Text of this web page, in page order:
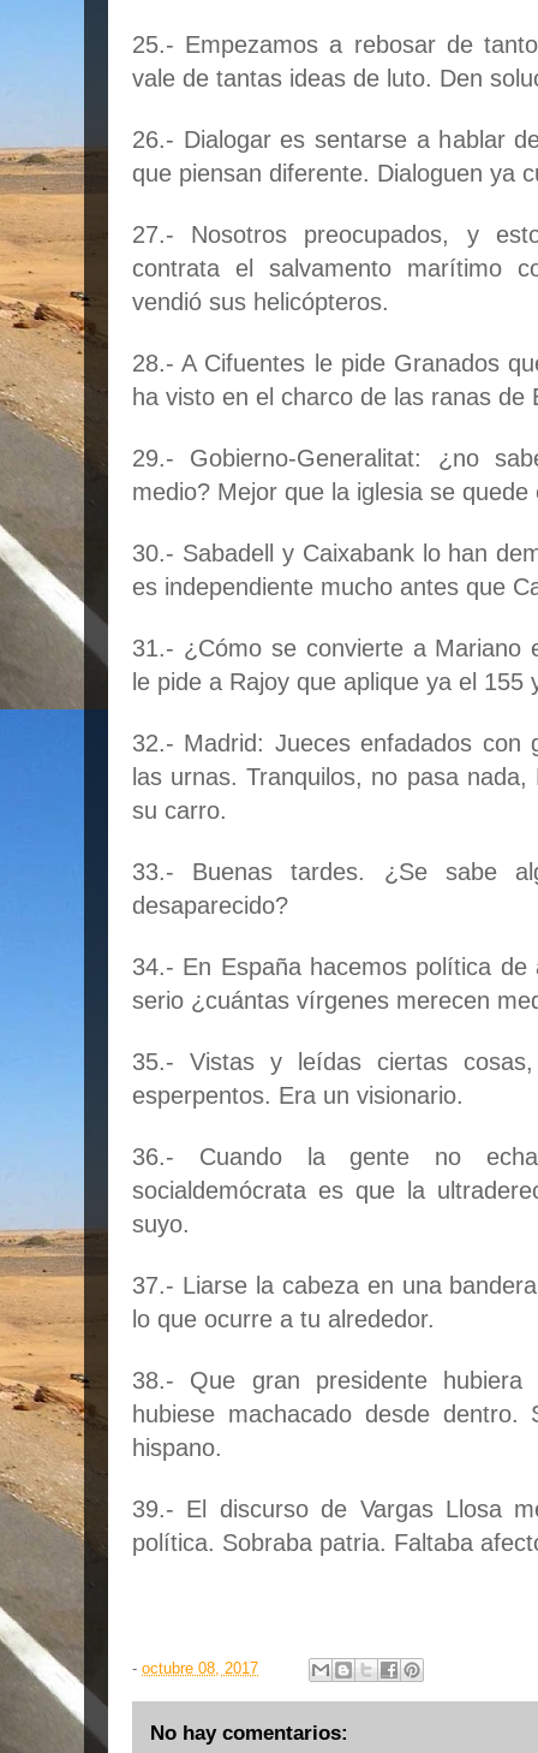
25.- Empezamos a rebosar de
vale de tantas ideas de luto. Den
26.- Dialogar es sentarse a hablar
que piensan diferente. Dialoguen ya
27.- Nosotros preocupados, y
contrata el salvamento marítimo
vendió sus helicópteros.
28.- A Cifuentes le pide Granados
ha visto en el charco de las ranas de
29.- Gobierno-Generalitat: ¿no
medio? Mejor que la iglesia se quede
30.- Sabadell y Caixabank lo han
es independiente mucho antes que
31.- ¿Cómo se convierte a Mariano
le pide a Rajoy que aplique ya el
32.- Madrid: Jueces enfadados con
las urnas. Tranquilos, no pasa
su carro.
33.- Buenas tardes. ¿Se sabe
desaparecido?
34.- En España hacemos política
serio ¿cuántas vírgenes merecen
35.- Vistas y leídas ciertas
esperpentos. Era un visionario.
36.- Cuando la gente no
socialdemócrata es que la
suyo.
37.- Liarse la cabeza en una
lo que ocurre a tu alrededor.
38.- Que gran presidente
hubiese machacado desde dentro.
hispano.
39.- El discurso de Vargas Llosa
política. Sobraba patria. Faltaba
- octubre 08, 2017
No hay comentarios: